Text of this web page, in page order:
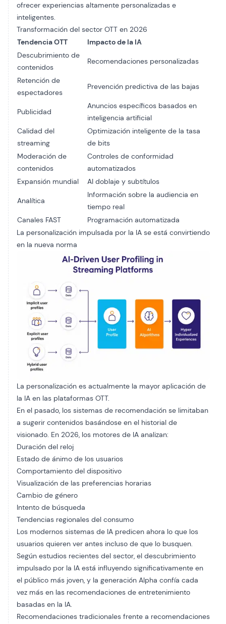
ofrecer experiencias altamente personalizadas e
inteligentes.
Transformación del sector OTT en 2026
Tendencia OTT
Impacto de la IA
Descubrimiento de
contenidos
Recomendaciones personalizadas
Retención de
espectadores
Prevención predictiva de las bajas
Publicidad
Anuncios específicos basados en
inteligencia artificial
Calidad del
streaming
Optimización inteligente de la tasa
de bits
Moderación de
contenidos
Controles de conformidad
automatizados
Expansión mundial
AI doblaje y subtítulos
Analítica
Información sobre la audiencia en
tiempo real
Canales FAST
Programación automatizada
La personalización impulsada por la IA se está convirtiendo
en la nueva norma
La personalización es actualmente la mayor aplicación de
la IA en las plataformas OTT.
En el pasado, los sistemas de recomendación se limitaban
a sugerir contenidos basándose en el historial de
visionado. En 2026, los motores de IA analizan:
Duración del reloj
Estado de ánimo de los usuarios
Comportamiento del dispositivo
Visualización de las preferencias horarias
Cambio de género
Intento de búsqueda
Tendencias regionales del consumo
Los modernos sistemas de IA predicen ahora lo que los
usuarios quieren ver antes incluso de que lo busquen.
Según estudios recientes del sector, el descubrimiento
impulsado por la IA está influyendo significativamente en
el público más joven, y la generación Alpha confía cada
vez más en las recomendaciones de entretenimiento
basadas en la IA.
Recomendaciones tradicionales frente a recomendaciones